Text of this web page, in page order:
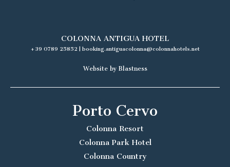
COLONNA ANTIGUA HOTEL
+39 0789 25852 | booking.antiguacolonna@colonnahotels.net
Website by Blastness
Porto Cervo
Colonna Resort
Colonna Park Hotel
Colonna Country